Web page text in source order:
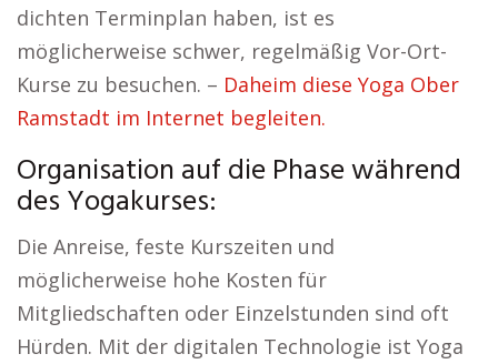
dichten Terminplan haben, ist es
möglicherweise schwer, regelmäßig Vor-Ort-
Kurse zu besuchen. – Daheim diese Yoga Ober
Ramstadt im Internet begleiten.
Organisation auf die Phase während
des Yogakurses:
Die Anreise, feste Kurszeiten und
möglicherweise hohe Kosten für
Mitgliedschaften oder Einzelstunden sind oft
Hürden. Mit der digitalen Technologie ist Yoga